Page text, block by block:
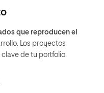
que reproducen el
Los proyectos
de tu portfolio.